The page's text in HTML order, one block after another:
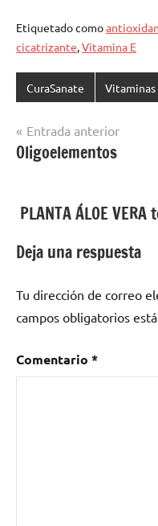
Etiquetado como
cicatrizante,Vitamina E
CuraSanate Vitaminas
Navegación
de
Entrada anterior
Oligoelementos
PLANTA ÁLOE
Deja una respuesta
Tu dirección de correo
campos obligatorios
Comentario *